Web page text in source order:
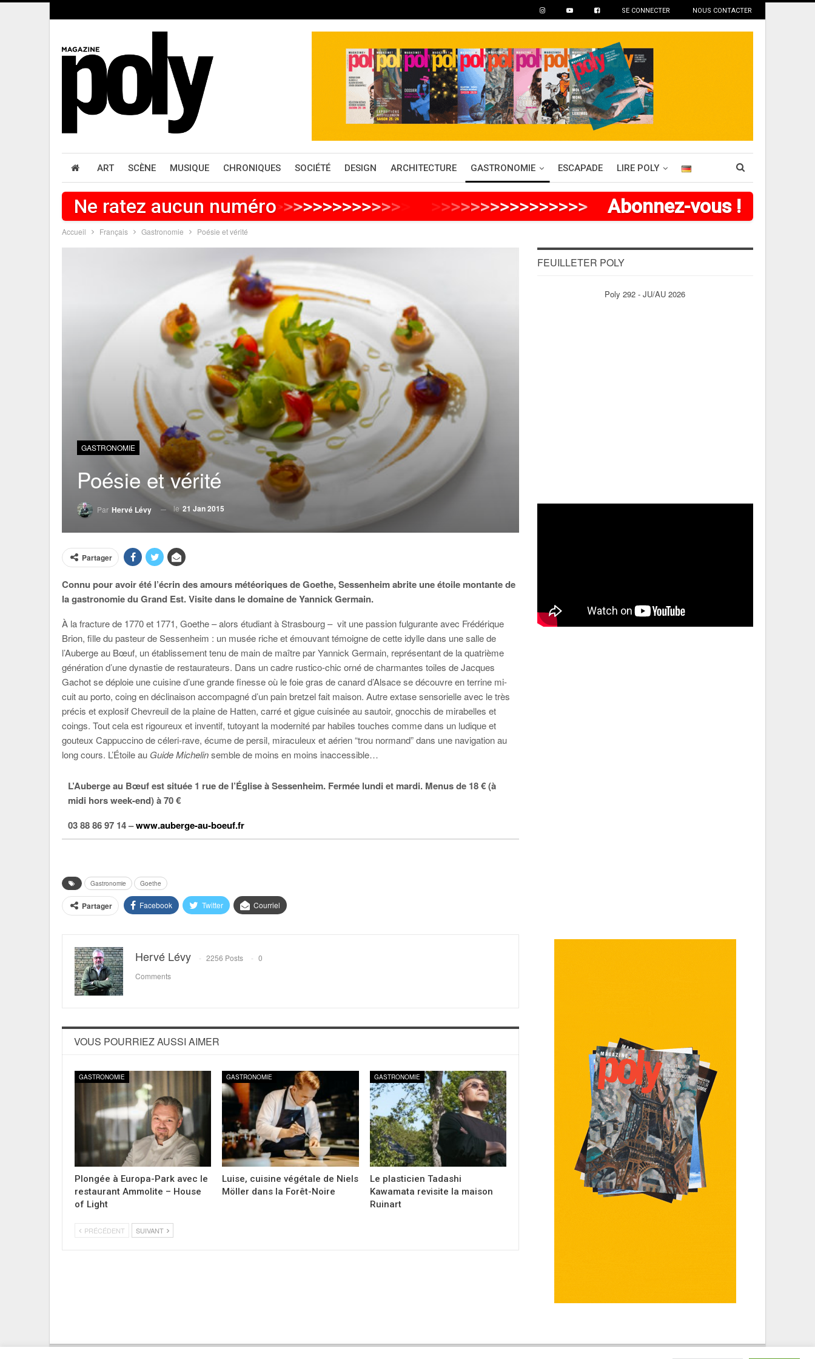
SE CONNECTER NOUS CONTACTER
ART SCÈNE MUSIQUE CHRONIQUES SOCIÉTÉ DESIGN ARCHITECTURE GASTRONOMIE ESCAPADE LIRE POLY
Ne ratez aucun numéro>>>>>>>>>>>>> >>>>>> >>>>>>>>> Abonnez-vous !
Accueil Français Gastronomie Poésie et vérité
GASTRONOMIE
Poésie et vérité
Par Hervé Lévy le 21 Jan 2015
Partager
Connu pour avoir été l’écrin des amours météoriques de Goethe, Sessenheim abrite une étoile montante de
la gastronomie du Grand Est. Visite dans le domaine de Yannick Germain.
À la fracture de 1770 et 1771, Goethe – alors étudiant à Strasbourg – vit une passion fulgurante avec Frédérique
Brion, fille du pasteur de Sessenheim : un musée riche et émouvant témoigne de cette idylle dans une salle de
l’Auberge au Bœuf, un établissement tenu de main de maître par Yannick Germain, représentant de la quatrième
génération d’une dynastie de restaurateurs. Dans un cadre rustico-chic orné de charmantes toiles de Jacques
Gachot se déploie une cuisine d’une grande finesse où le foie gras de canard d’Alsace se découvre en terrine mi-
cuit au porto, coing en déclinaison accompagné d’un pain bretzel fait maison. Autre extase sensorielle avec le très
précis et explosif Chevreuil de la plaine de Hatten, carré et gigue cuisinée au sautoir, gnocchis de mirabelles et
coings. Tout cela est rigoureux et inventif, tutoyant la modernité par habiles touches comme dans un ludique et
gouteux Cappuccino de céleri-rave, écume de persil, miraculeux et aérien “trou normand” dans une navigation au
long cours. L’Étoile au Guide Michelinsemble de moins en moins inaccessible…
L’Auberge au Bœuf est située 1 rue de l’Église à Sessenheim. Fermée lundi et mardi. Menus de 18 € (à
midi hors week-end) à 70 €
03 88 86 97 14 –www.auberge-au-boeuf.fr
Gastronomie Goethe
Partager Facebook Twitter Courriel
Hervé Lévy 2256 Posts
0
Comments
VOUS POURRIEZ AUSSI AIMER
GASTRONOMIE
Plongée à Europa-Park avec le
restaurant Ammolite – House
of Light
GASTRONOMIE
Luise, cuisine végétale de Niels
Möller dans la Forêt-Noire
GASTRONOMIE
Le plasticien Tadashi
Kawamata revisite la maison
Ruinart
PRÉCÉDENT SUIVANT
FEUILLETER POLY
Poly 292 - JU/AU 2026